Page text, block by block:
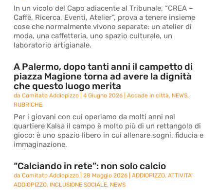
In un vicolo del Capo adiacente al Tribunale, “CREA –
Caffè, Ricerca, Eventi, Atelier”, prova a tenere insieme
cose che normalmente vivono separate: un atelier di
moda, una caffetteria, uno spazio culturale, un
laboratorio artigianale.
A Palermo, dopo tanti anni il campetto di
piazza Magione torna ad avere la dignità
che questo luogo merita
daComitato Addiopizzo |4 Giugno 2026 |Accade in città, NEWS,
RUBRICHE
Per i giovani con cui operiamo da molti anni nel
quartiere Kalsa il campo è molto più di un rettangolo di
gioco: è uno spazio libero in cui allenare sogni, fiducia e
immaginazione.
“Calciando in rete”: non solo calcio
daComitato Addiopizzo |28 Maggio 2026 |ADDIOPIZZO,ATTIVITA'
ADDIOPIZZO, INCLUSIONE SOCIALE, NEWS